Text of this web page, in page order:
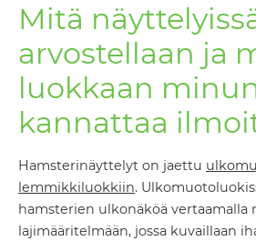
Mitä
arvostellaan ja
luokkaan
kannattaa
Hamsterinäyttelyt on jaettu
lemmikkiluokkiin.
hamsterien ulkonäköä vertaamalla
lajimääritelmään, jossa kuvaillaan